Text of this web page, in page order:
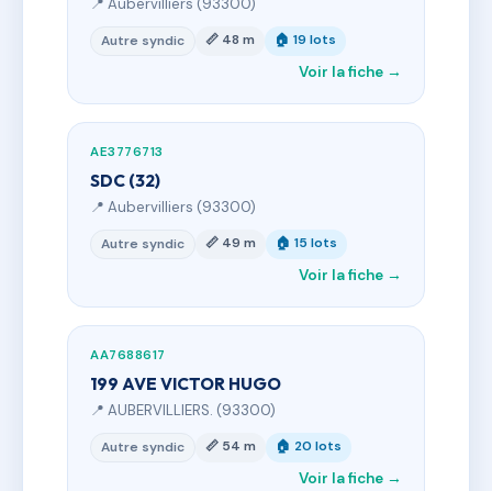
📍 Aubervilliers (93300)
Autre syndic 📏 48 m 🏠 19 lots
Voir la fiche →
AE3776713
SDC (32)
📍 Aubervilliers (93300)
Autre syndic 📏 49 m 🏠 15 lots
Voir la fiche →
AA7688617
199 AVE VICTOR HUGO
📍 AUBERVILLIERS. (93300)
Autre syndic 📏 54 m 🏠 20 lots
Voir la fiche →